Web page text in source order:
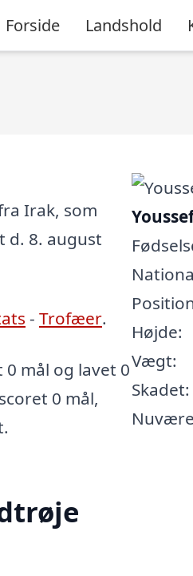
Forside Landshold
Irak, som
d. 8. august
- Trofæer.
mål og lavet 0
0 mål,
Højde:
Vægt:
Skadet: